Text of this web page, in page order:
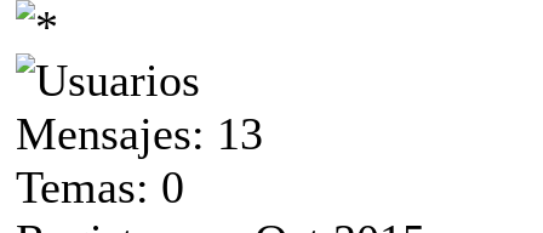
Mensajes: 13
Temas: 0